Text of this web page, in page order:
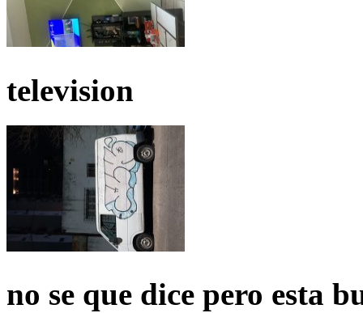
television
no se que dice pero esta